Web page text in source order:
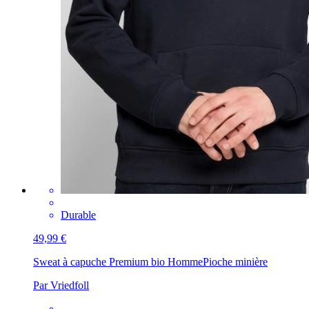
Durable
49,99 €
Sweat à capuche Premium bio HommePioche minière
Par Vriedfoll